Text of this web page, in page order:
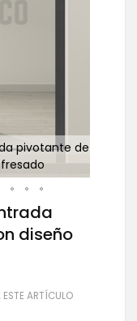
pivotante de
diseño
ESTE ARTÍCULO